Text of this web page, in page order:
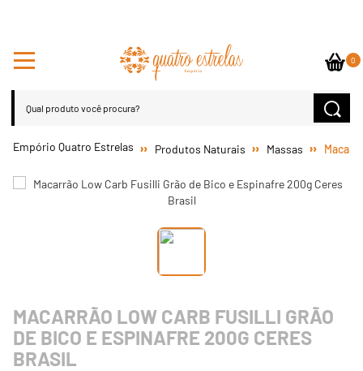
0
Produtos Naturais Massas
MACARRÃO LOW CARB FUSILLI GRÃO
DE BICO E ESPINAFRE 200G CERES
BRASIL